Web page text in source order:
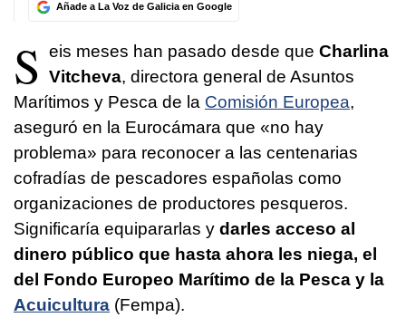
Añade a La Voz de Galicia en Google
S eis meses han pasado desde que Charlina
Vitcheva, directora general de Asuntos
Marítimos y Pesca de la Comisión Europea,
aseguró en la Eurocámara que «no hay
problema» para reconocer a las centenarias
cofradías de pescadores españolas como
organizaciones de productores pesqueros.
Significaría equipararlas y darles acceso al
dinero público que hasta ahora les niega, el
del Fondo Europeo Marítimo de la Pesca y la
Acuicultura (Fempa).